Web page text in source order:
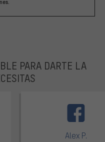
PARA DARTE LA
Alex P.